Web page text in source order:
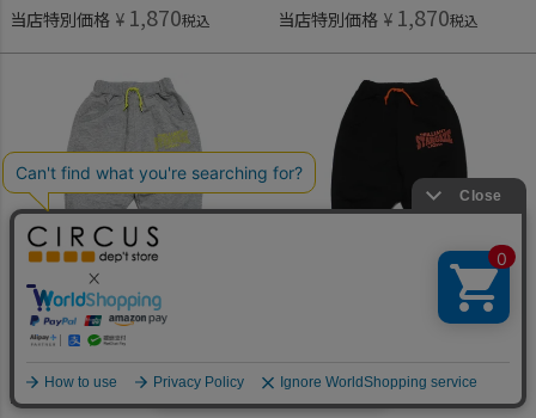
当店特別価格 ¥ 1,870税込 当店特別価格 ¥ 1,870税込
何かお探しですか？